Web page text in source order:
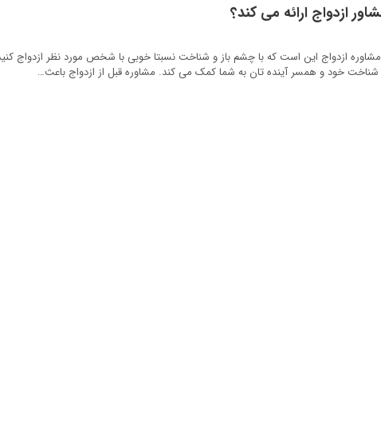
ازدواج ارائه می کند؟
ازدواج این است که با چشم باز و شناخت نسبتا خوبی با شخص مورد نظر ازدواج
شناخت خود و همسر آینده تان به شما کمک می کند. مشاوره قبل از ازدواج باعث…